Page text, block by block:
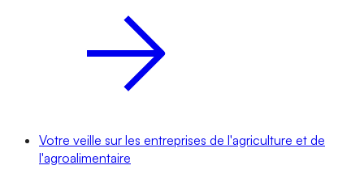
Votre veille sur les entreprises de l'agriculture et de
l'agroalimentaire